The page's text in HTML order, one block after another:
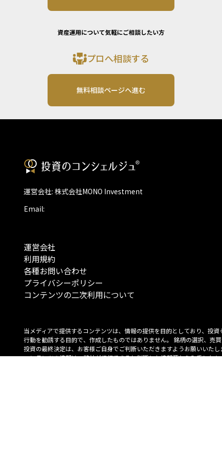
資産運用について気軽にご相談したい方
プロへ相談する
無料相談ページへ進む
運営会社: 株式会社MONO Investment
Email:
運営会社
利用規約
各種お問い合わせ
プライバシーポリシー
コンテンツの二次利用について
当メディアで提供するコンテンツは、情報の提供を目的としており、投資
行動を勧誘する目的で、作成したものではありません。 銘柄の選択、売
投資の最終決定は、お客様ご自身でご判断いただきますようお願いいたし
コンテンツの情報は、弊社が信頼できると判断した情報源から入手したも